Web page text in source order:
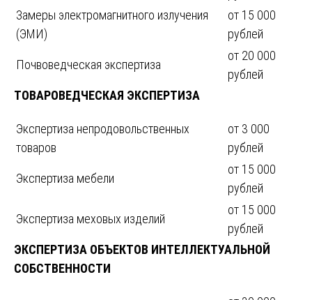
Замеры электромагнитного излучения
(ЭМИ)
от 15 000
рублей
Почвоведческая экспертиза
от 20 000
рублей
ТОВАРОВЕДЧЕСКАЯ ЭКСПЕРТИЗА
Экспертиза непродовольственных
товаров
от 3 000
рублей
Экспертиза мебели
от 15 000
рублей
Экспертиза меховых изделий
от 15 000
рублей
ЭКСПЕРТИЗА ОБЪЕКТОВ ИНТЕЛЛЕКТУАЛЬНОЙ
СОБСТВЕННОСТИ